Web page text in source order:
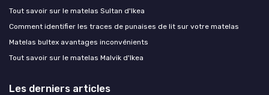
Tout savoir sur le matelas Sultan d'Ikea
Comment identifier les traces de punaises de lit sur votre matelas
Matelas bultex avantages inconvénients
Tout savoir sur le matelas Malvik d'Ikea
Les derniers articles